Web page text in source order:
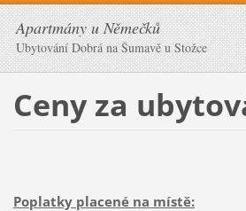
Apartmány u Němečků
Ubytování Dobrá na Šumavě u Stožce
Ceny za
Poplatky placené na místě: